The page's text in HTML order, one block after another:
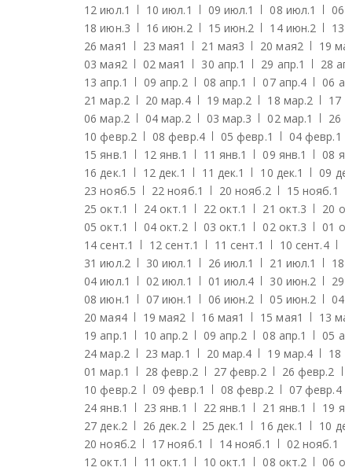
12 июл.1 10 июл.1 09 июл.1 08 июл.1
18 июн.3 16 июн.2 15 июн.2 14 июн.2
26 мая1 23 мая1 21 мая3 20 мая2 19
03 мая2 02 мая1 30 апр.1 29 апр.1 28
13 апр.1 09 апр.2 08 апр.1 07 апр.4 06
21 мар.2 20 мар.4 19 мар.2 18 мар.2 17
06 мар.2 04 мар.2 03 мар.3 02 мар.1 26
10 февр.2 08 февр.4 05 февр.1 04 февр.1
15 янв.1 12 янв.1 11 янв.1 09 янв.1 08
16 дек.1 12 дек.1 11 дек.1 10 дек.1 09
23 нояб.5 22 нояб.1 20 нояб.2 15 нояб.1
25 окт.1 24 окт.1 22 окт.1 21 окт.3 20
05 окт.1 04 окт.2 03 окт.1 02 окт.3 01
14 сент.1 12 сент.1 11 сент.1 10 сент.4
31 июл.2 30 июл.1 26 июл.1 21 июл.1
04 июл.1 02 июл.1 01 июл.4 30 июн.2
08 июн.1 07 июн.1 06 июн.2 05 июн.2
20 мая4 19 мая2 16 мая1 15 мая1 13
19 апр.1 10 апр.2 09 апр.2 08 апр.1 05
24 мар.2 23 мар.1 20 мар.4 19 мар.4 18
01 мар.1 28 февр.2 27 февр.2 26 февр.2
10 февр.2 09 февр.1 08 февр.2 07 февр.4
24 янв.1 23 янв.1 22 янв.1 21 янв.1 19
27 дек.2 26 дек.2 25 дек.1 16 дек.1 10
20 нояб.2 17 нояб.1 14 нояб.1 02 нояб.1
12 окт.1 11 окт.1 10 окт.1 08 окт.2 06